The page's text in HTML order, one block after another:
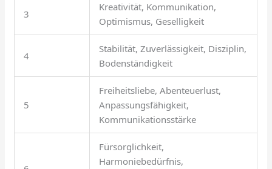
3
Kreativität, Kommunikation,
Optimismus, Geselligkeit
4
Stabilität, Zuverlässigkeit, Disziplin,
Bodenständigkeit
5
Freiheitsliebe, Abenteuerlust,
Anpassungsfähigkeit,
Kommunikationsstärke
Fürsorglichkeit,
Harmoniebedürfnis,